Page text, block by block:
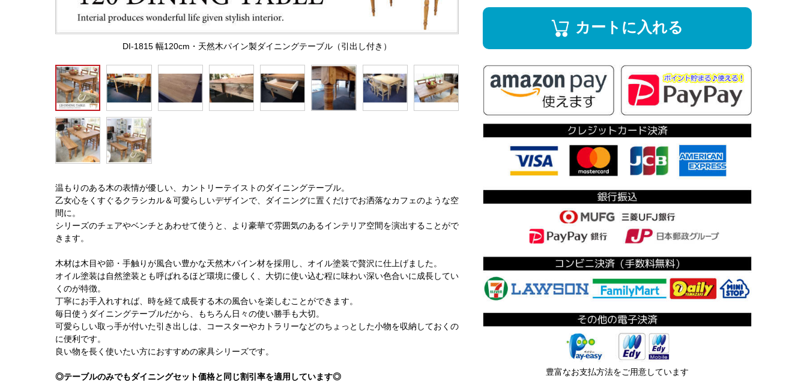
DI-1815 幅120cm・天然木パイン製ダイニングテーブル（引出し付き）
温もりのある木の表情が優しい、カントリーテイストのダイニングテーブル。
乙女心をくすぐるクラシカル＆可愛らしいデザインで、ダイニングに置くだけでお洒落なカフェのような空
間に。
シリーズのチェアやベンチとあわせて使うと、より豪華で雰囲気のあるインテリア空間を演出することがで
きます。
木材は木目や節・手触りが風合い豊かな天然木パイン材を採用し、オイル塗装で贅沢に仕上げました。
オイル塗装は自然塗装とも呼ばれるほど環境に優しく、大切に使い込む程に味わい深い色合いに成長してい
くのが特徴。
丁寧にお手入れすれば、時を経て成長する木の風合いを楽しむことができます。
毎日使うダイニングテーブルだから、もちろん日々の使い勝手も大切。
可愛らしい取っ手が付いた引き出しは、コースターやカトラリーなどのちょっとした小物を収納しておくの
に便利です。
良い物を長く使いたい方におすすめの家具シリーズです。
◎テーブルのみでもダイニングセット価格と同じ割引率を適用しています◎
カートに入れる
豊富なお支払方法をご用意しています